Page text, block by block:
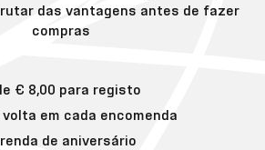
das vantagens antes de fazer
compras
€ 8,00 para registo
volta em cada encomenda
de aniversário